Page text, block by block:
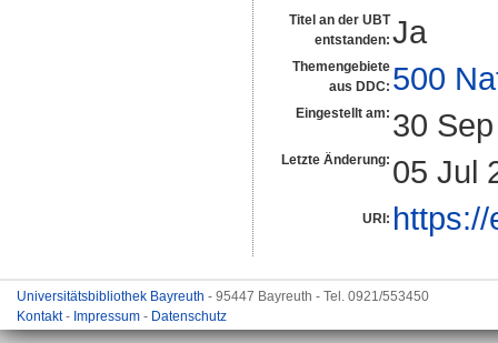
Titel an der UBT
entstanden: Ja
Themengebiete
aus DDC: 500
Eingestellt am: 30
Letzte Änderung: 05 Jul
URI:
Universitätsbibliothek Bayreuth - 95447 Bayreuth - Tel. 0921/553450
Kontakt- Impressum - Datenschutz